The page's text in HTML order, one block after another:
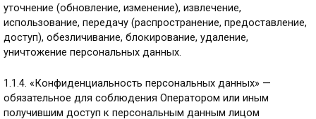
уточнение (обновление, изменение), извлечение,
использование, передачу (распространение, предоставление,
доступ), обезличивание, блокирование, удаление,
уничтожение персональных данных.
1.1.4. «Конфиденциальность персональных данных» —
обязательное для соблюдения Оператором или иным
получившим доступ к персональным данным лицом